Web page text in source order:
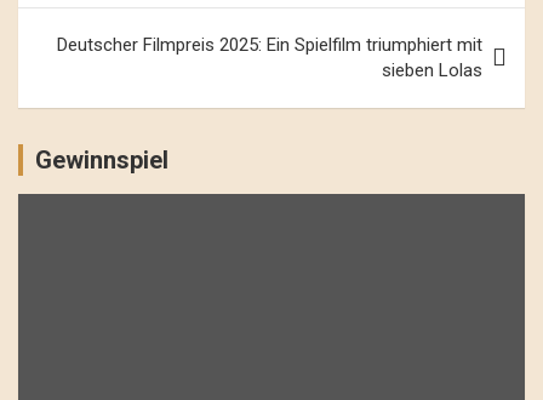
Deutscher Filmpreis 2025: Ein Spielfilm triumphiert mit
sieben Lolas
Gewinnspiel